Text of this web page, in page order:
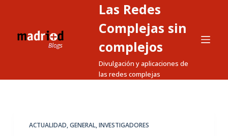
r
Las Redes
Complejas sin
complejos
Divulgación y aplicaciones de
las redes complejas
ACTUALIDAD,GENERAL,INVESTIGADORES